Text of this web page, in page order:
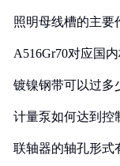
照明母线槽的主要
A516Gr70对应国
镀镍钢带可以过多
计量泵如何达到控
联轴器的轴孔形式